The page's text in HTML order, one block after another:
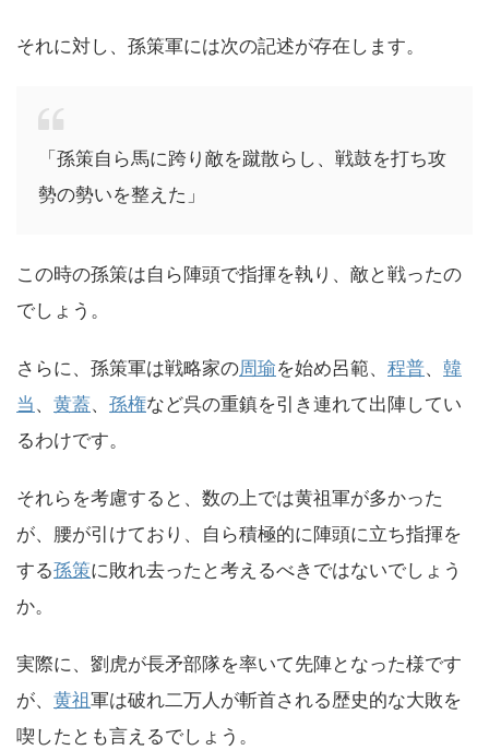
それに対し、孫策軍には次の記述が存在します。
「孫策自ら馬に跨り敵を蹴散らし、戦鼓を打ち攻
勢の勢いを整えた」
この時の孫策は自ら陣頭で指揮を執り、敵と戦ったの
でしょう。
さらに、孫策軍は戦略家の周瑜を始め呂範、 程普、 韓
当 、 黄蓋、 孫権など呉の重鎮を引き連れて出陣してい
るわけです。
それらを考慮すると、数の上では黄祖軍が多かった
が、腰が引けており、自ら積極的に陣頭に立ち指揮を
する孫策に敗れ去ったと考えるべきではないでしょう
か。
実際に、劉虎が長矛部隊を率いて先陣となった様です
が、 黄祖軍は破れ二万人が斬首される歴史的な大敗を
喫したとも言えるでしょう。